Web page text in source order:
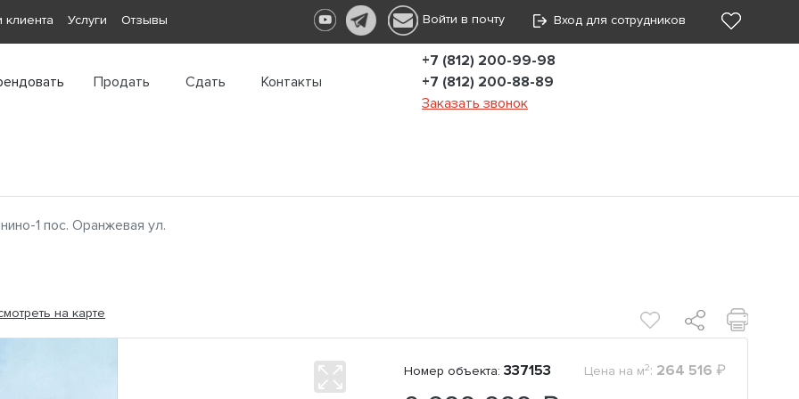
Услуги Отзывы Войти в почту Вход для сотрудников
Продать Сдать Контакты
+7 (812) 200-99-98
+7 (812) 200-88-89
Заказать звонок
1 пос. Оранжевая ул.
на карте
Номер объекта: 337153 Цена на м2: 264 516 ₽